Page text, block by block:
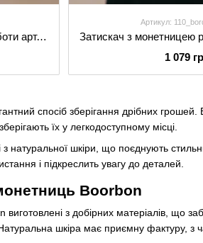
спосіб зберігання дрібних
їх у легкодоступному місці.
натуральної шкіри, що поєднують
і підкреслить увагу до деталей.
Boorbon
з добірних матеріалів, що
шкіра має приємну фактуру, з
Затискач з монетницею ручної роботи арт. 110 чорного кольору з натуральної вінтажної шкіри
Артикул:
1 079